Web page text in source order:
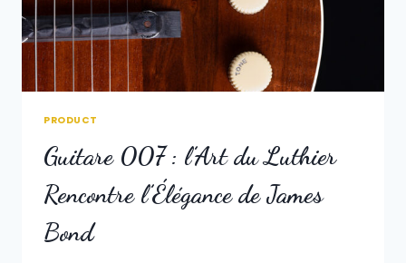
PRODUCT
Guitare 007 : l’Art du Luthier
Rencontre l’Élégance de James
Bond